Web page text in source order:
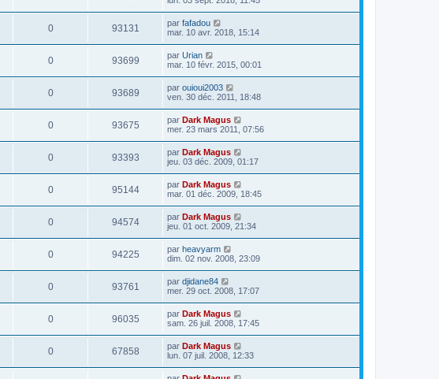
0 93131 par fafadou
mar. 10 avr. 2018, 15:14
0 93699 par Urian
mar. 10 févr. 2015, 00:01
0 93689 par ouioui2003
ven. 30 déc. 2011, 18:48
0 93675 par Dark Magus
mer. 23 mars 2011, 07:56
0 93393 par Dark Magus
jeu. 03 déc. 2009, 01:17
0 95144 par Dark Magus
mar. 01 déc. 2009, 18:45
0 94574 par Dark Magus
jeu. 01 oct. 2009, 21:34
0 94225 par heavyarm
dim. 02 nov. 2008, 23:09
0 93761 par djidane84
mer. 29 oct. 2008, 17:07
0 96035 par Dark Magus
sam. 26 juil. 2008, 17:45
0 67858 par Dark Magus
lun. 07 juil. 2008, 12:33